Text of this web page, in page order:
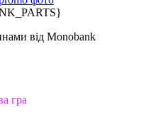
від Monobank
гра